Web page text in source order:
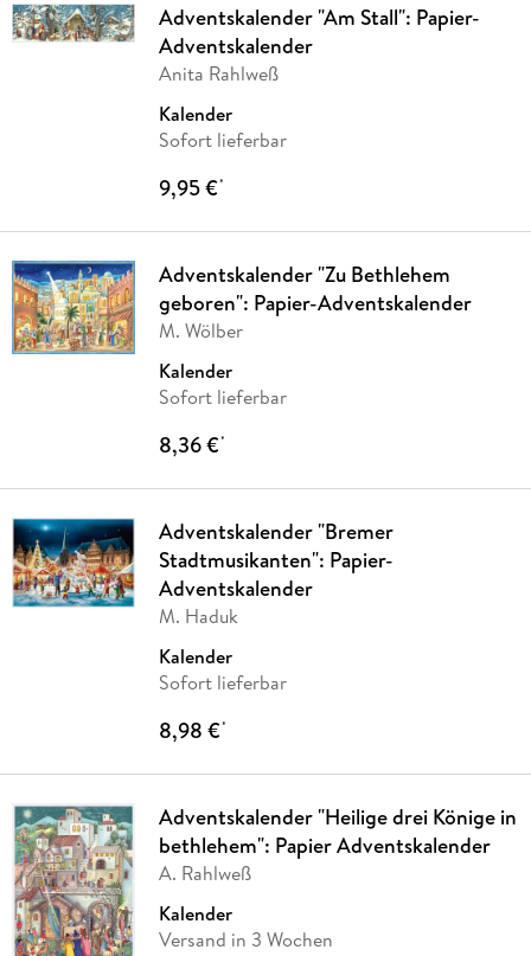
Adventskalender "Am Stall": Papier-
Adventskalender
Anita Rahlweß
Kalender
Sofort lieferbar
9,95 €*
Adventskalender "Zu Bethlehem
geboren": Papier-Adventskalender
M. Wölber
Kalender
Sofort lieferbar
8,36 €*
Adventskalender "Bremer
Stadtmusikanten": Papier-
Adventskalender
M. Haduk
Kalender
Sofort lieferbar
8,98 €*
Adventskalender "Heilige drei Könige in
bethlehem": Papier Adventskalender
A. Rahlweß
Kalender
Versand in 3 Wochen